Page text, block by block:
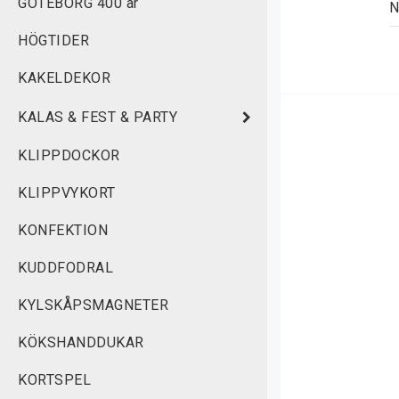
HÖGTIDER
KAKELDEKOR
KALAS & FEST & PARTY
KLIPPDOCKOR
KLIPPVYKORT
KONFEKTION
KUDDFODRAL
KYLSKÅPSMAGNETER
KÖKSHANDDUKAR
KORTSPEL